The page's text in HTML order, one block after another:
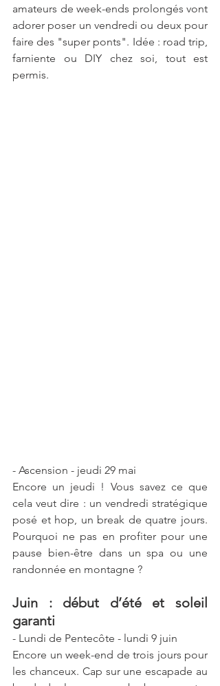
amateurs de week-ends prolongés vont
adorer poser un vendredi ou deux pour
faire des "super ponts". Idée : road trip,
farniente ou DIY chez soi, tout est
permis.
- Ascension - jeudi 29 mai
Encore un jeudi ! Vous savez ce que
cela veut dire : un vendredi stratégique
posé et hop, un break de quatre jours.
Pourquoi ne pas en profiter pour une
pause bien-être dans un spa ou une
randonnée en montagne ?
Juin : début d’été et soleil
garanti
- Lundi de Pentecôte - lundi 9 juin
Encore un week-end de trois jours pour
les chanceux. Cap sur une escapade au